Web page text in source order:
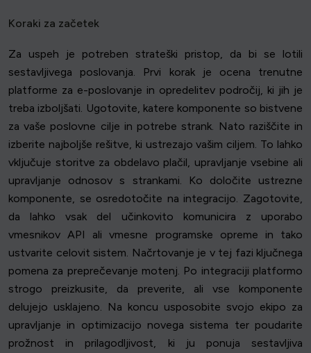
Koraki za začetek
Za uspeh je potreben strateški pristop, da bi se lotili
sestavljivega poslovanja. Prvi korak je ocena trenutne
platforme za e-poslovanje in opredelitev področij, ki jih je
treba izboljšati. Ugotovite, katere komponente so bistvene
za vaše poslovne cilje in potrebe strank. Nato raziščite in
izberite najboljše rešitve, ki ustrezajo vašim ciljem. To lahko
vključuje storitve za obdelavo plačil, upravljanje vsebine ali
upravljanje odnosov s strankami. Ko določite ustrezne
komponente, se osredotočite na integracijo. Zagotovite,
da lahko vsak del učinkovito komunicira z uporabo
vmesnikov API ali vmesne programske opreme in tako
ustvarite celovit sistem. Načrtovanje je v tej fazi ključnega
pomena za preprečevanje motenj. Po integraciji platformo
strogo preizkusite, da preverite, ali vse komponente
delujejo usklajeno. Na koncu usposobite svojo ekipo za
upravljanje in optimizacijo novega sistema ter poudarite
prožnost in prilagodljivost, ki ju ponuja sestavljiva